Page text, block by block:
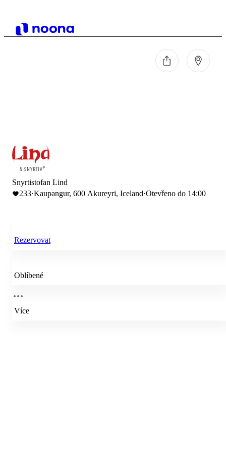
Snyrtistofan Lind
233·Kaupangur, 600 Akureyri, Iceland·Otevřeno do 14:00
Rezervovat
Oblíbené
Více